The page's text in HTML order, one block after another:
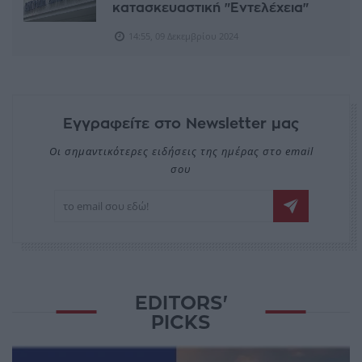
κατασκευαστική "Εντελέχεια"
Εγγραφείτε στο Newsletter μας
Οι σημαντικότερες ειδήσεις της ημέρας στο email
σου
EDITORS'
PICKS